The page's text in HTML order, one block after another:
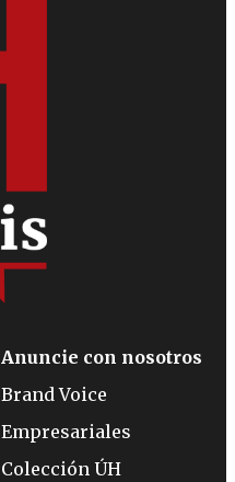
Anuncie con nosotros
Brand Voice
Empresariales
Colección ÚH